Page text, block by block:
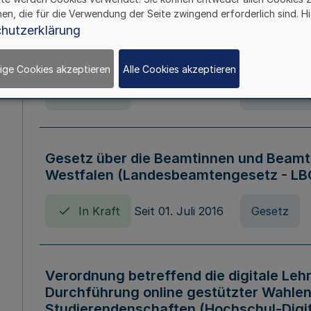
Verordnung über die
Nordrhein-Westfalen
Gesetz über die Beamtinnen und
Westfalen (Landesbeamtengesetz -
In Kraft Seit 01. Juli 2016 Gesetz
Verordnung betreffend die digitale
Durchführung online gestützter
die für die Verwendung der Seite zwingend erforderlich sind.
Cookies akzeptieren Alle Cookies akzeptieren